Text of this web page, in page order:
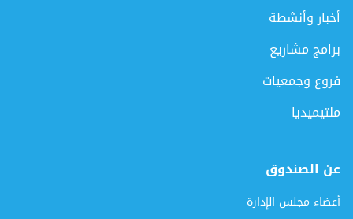
أخبار وأنشطة
برامج مشاريع
فروع وجمعيات
ملتيميديا
عن الصندوق
أعضاء مجلس الإدارة